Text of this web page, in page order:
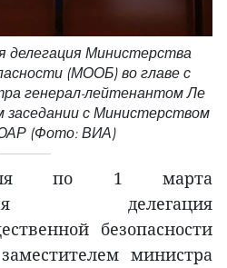
делегация Министерства
(МООБ) во главе с
генерал-лейтенантом Ле
заседании с Министерством
(Фото: ВИА)
по 1 марта
делегация
безопасности
министра